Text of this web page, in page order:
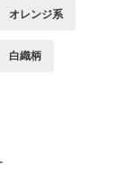
オレンジ系
白織柄